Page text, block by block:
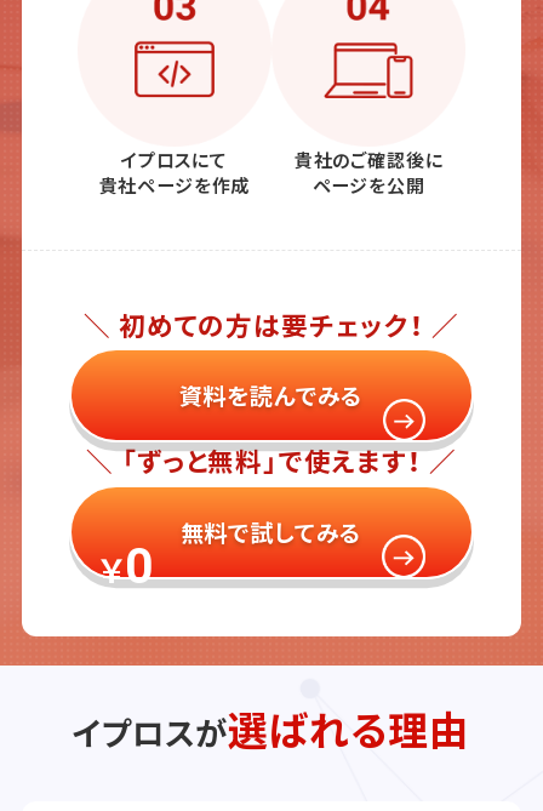
イプロスにて
貴社ページを作成
貴社のご確認後に
ページを公開
＼ 初めての方は要チェック！ ／
資料を読んでみる
＼ 「ずっと無料」で使えます！ ／
￥0
無料で試してみる
イプロスが選ばれる理由